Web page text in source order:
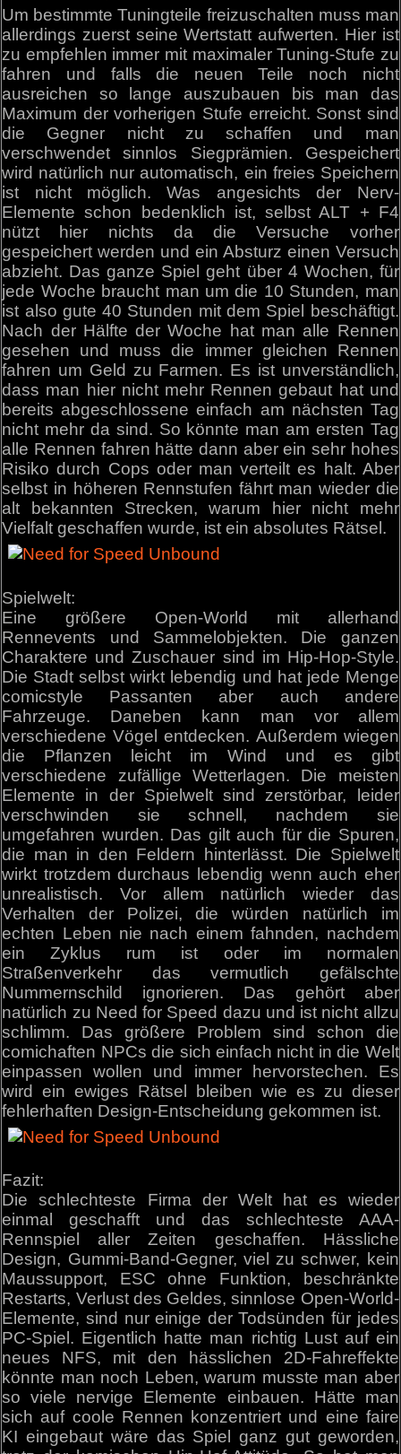
Um bestimmte Tuningteile freizuschalten muss man
allerdings zuerst seine Wertstatt aufwerten. Hier ist
zu empfehlen immer mit maximaler Tuning-Stufe zu
fahren und falls die neuen Teile noch nicht
ausreichen so lange auszubauen bis man das
Maximum der vorherigen Stufe erreicht. Sonst sind
die Gegner nicht zu schaffen und man
verschwendet sinnlos Siegprämien. Gespeichert
wird natürlich nur automatisch, ein freies Speichern
ist nicht möglich. Was angesichts der Nerv-
Elemente schon bedenklich ist, selbst ALT + F4
nützt hier nichts da die Versuche vorher
gespeichert werden und ein Absturz einen Versuch
abzieht. Das ganze Spiel geht über 4 Wochen, für
jede Woche braucht man um die 10 Stunden, man
ist also gute 40 Stunden mit dem Spiel beschäftigt.
Nach der Hälfte der Woche hat man alle Rennen
gesehen und muss die immer gleichen Rennen
fahren um Geld zu Farmen. Es ist unverständlich,
dass man hier nicht mehr Rennen gebaut hat und
bereits abgeschlossene einfach am nächsten Tag
nicht mehr da sind. So könnte man am ersten Tag
alle Rennen fahren hätte dann aber ein sehr hohes
Risiko durch Cops oder man verteilt es halt. Aber
selbst in höheren Rennstufen fährt man wieder die
alt bekannten Strecken, warum hier nicht mehr
Vielfalt geschaffen wurde, ist ein absolutes Rätsel.
Spielwelt:
Eine größere Open-World mit allerhand
Rennevents und Sammelobjekten. Die ganzen
Charaktere und Zuschauer sind im Hip-Hop-Style.
Die Stadt selbst wirkt lebendig und hat jede Menge
comicstyle Passanten aber auch andere
Fahrzeuge. Daneben kann man vor allem
verschiedene Vögel entdecken. Außerdem wiegen
die Pflanzen leicht im Wind und es gibt
verschiedene zufällige Wetterlagen. Die meisten
Elemente in der Spielwelt sind zerstörbar, leider
verschwinden sie schnell, nachdem sie
umgefahren wurden. Das gilt auch für die Spuren,
die man in den Feldern hinterlässt. Die Spielwelt
wirkt trotzdem durchaus lebendig wenn auch eher
unrealistisch. Vor allem natürlich wieder das
Verhalten der Polizei, die würden natürlich im
echten Leben nie nach einem fahnden, nachdem
ein Zyklus rum ist oder im normalen
Straßenverkehr das vermutlich gefälschte
Nummernschild ignorieren. Das gehört aber
natürlich zu Need for Speed dazu und ist nicht allzu
schlimm. Das größere Problem sind schon die
comichaften NPCs die sich einfach nicht in die Welt
einpassen wollen und immer hervorstechen. Es
wird ein ewiges Rätsel bleiben wie es zu dieser
fehlerhaften Design-Entscheidung gekommen ist.
Fazit:
Die schlechteste Firma der Welt hat es wieder
einmal geschafft und das schlechteste AAA-
Rennspiel aller Zeiten geschaffen. Hässliche
Design, Gummi-Band-Gegner, viel zu schwer, kein
Maussupport, ESC ohne Funktion, beschränkte
Restarts, Verlust des Geldes, sinnlose Open-World-
Elemente, sind nur einige der Todsünden für jedes
PC-Spiel. Eigentlich hatte man richtig Lust auf ein
neues NFS, mit den hässlichen 2D-Fahreffekte
könnte man noch Leben, warum musste man aber
so viele nervige Elemente einbauen. Hätte man
sich auf coole Rennen konzentriert und eine faire
KI eingebaut wäre das Spiel ganz gut geworden,